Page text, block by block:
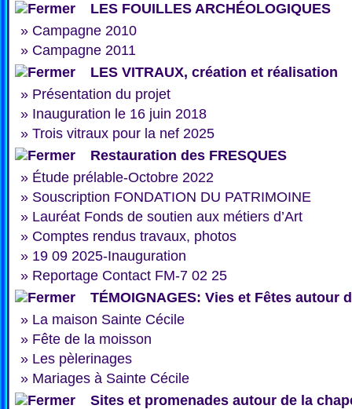
LES FOUILLES ARCHÉOLOGIQUES
» Campagne 2010
» Campagne 2011
LES VITRAUX, création et réalisation
» Présentation du projet
» Inauguration le 16 juin 2018
» Trois vitraux pour la nef 2025
Restauration des FRESQUES
» Étude prélable-Octobre 2022
» Souscription FONDATION DU PATRIMOINE
» Lauréat Fonds de soutien aux métiers d’Art
» Comptes rendus travaux, photos
» 19 09 2025-Inauguration
» Reportage Contact FM-7 02 25
TÉMOIGNAGES: Vies et Fêtes autour
» La maison Sainte Cécile
» Fête de la moisson
» Les pèlerinages
» Mariages à Sainte Cécile
Sites et promenades autour de la